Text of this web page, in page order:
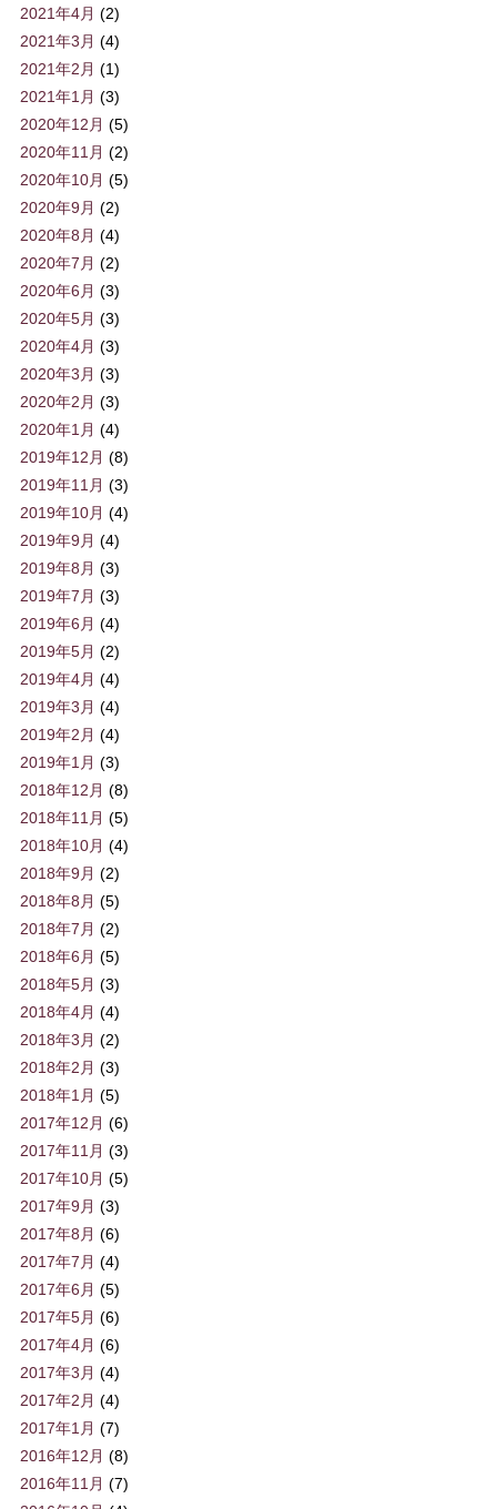
2021年4月 (2)
2021年3月 (4)
2021年2月 (1)
2021年1月 (3)
2020年12月 (5)
2020年11月 (2)
2020年10月 (5)
2020年9月 (2)
2020年8月 (4)
2020年7月 (2)
2020年6月 (3)
2020年5月 (3)
2020年4月 (3)
2020年3月 (3)
2020年2月 (3)
2020年1月 (4)
2019年12月 (8)
2019年11月 (3)
2019年10月 (4)
2019年9月 (4)
2019年8月 (3)
2019年7月 (3)
2019年6月 (4)
2019年5月 (2)
2019年4月 (4)
2019年3月 (4)
2019年2月 (4)
2019年1月 (3)
2018年12月 (8)
2018年11月 (5)
2018年10月 (4)
2018年9月 (2)
2018年8月 (5)
2018年7月 (2)
2018年6月 (5)
2018年5月 (3)
2018年4月 (4)
2018年3月 (2)
2018年2月 (3)
2018年1月 (5)
2017年12月 (6)
2017年11月 (3)
2017年10月 (5)
2017年9月 (3)
2017年8月 (6)
2017年7月 (4)
2017年6月 (5)
2017年5月 (6)
2017年4月 (6)
2017年3月 (4)
2017年2月 (4)
2017年1月 (7)
2016年12月 (8)
2016年11月 (7)